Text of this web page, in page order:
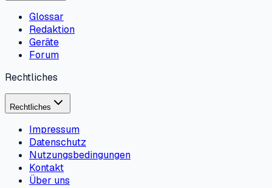
Glossar
Redaktion
Geräte
Forum
Rechtliches
Rechtliches
Impressum
Datenschutz
Nutzungsbedingungen
Kontakt
Über uns